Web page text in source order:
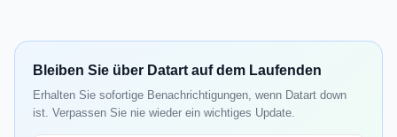
Bleiben Sie über Datart auf dem Laufenden
Erhalten Sie sofortige Benachrichtigungen, wenn Datart down
ist. Verpassen Sie nie wieder ein wichtiges Update.